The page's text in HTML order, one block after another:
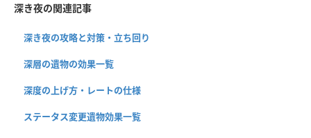
深き夜の関連記事
深き夜の攻略と対策・立ち回り
深層の遺物の効果一覧
深度の上げ方・レートの仕様
ステータス変更遺物効果一覧